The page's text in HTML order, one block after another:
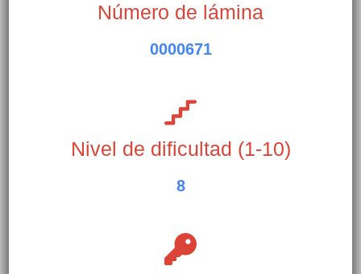
Número de lámina
0000671
Nivel de dificultad (1-10)
8